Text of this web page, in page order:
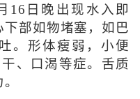
16日晚出现水入即
部如物堵塞，如巴
。形体瘦弱，小便
、口渴等症。舌质